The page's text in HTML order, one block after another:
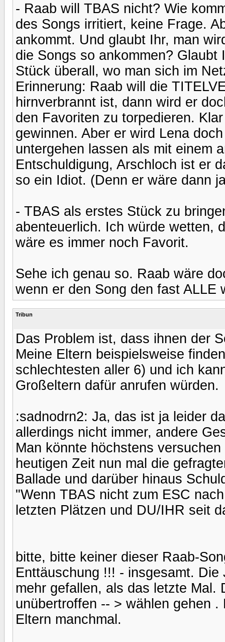
- Raab will TBAS nicht? Wie
des Songs irritiert, keine Frage.
ankommt. Und glaubt Ihr, man
die Songs so ankommen?
Stück überall, wo man sich im
Erinnerung: Raab will die
hirnverbrannt ist, dann wird er
den Favoriten zu torpedieren.
gewinnen. Aber er wird Lena
untergehen lassen als mit einem
Entschuldigung, Arschloch ist er
so ein Idiot. (Denn er wäre dann
- TBAS als erstes Stück zu
abenteuerlich. Ich würde wetten,
wäre es immer noch Favorit.
Sehe ich genau so. Raab wäre
wenn er den Song den fast ALLE
Tribun
Das Problem ist, dass ihnen der
Meine Eltern beispielsweise
schlechtesten aller 6) und ich
Großeltern dafür anrufen würden.
:sadnodrn2: Ja, das ist ja leider
allerdings nicht immer, andere
Man könnte höchstens
heutigen Zeit nun mal die
Ballade und darüber hinaus
"Wenn TBAS nicht zum ESC
letzten Plätzen und DU/IHR seit
bitte, bitte keiner dieser Raab-
Enttäuschung !!! - insgesamt.
mehr gefallen, als das letzte Mal.
unübertroffen -- > wählen gehen
Eltern manchmal.